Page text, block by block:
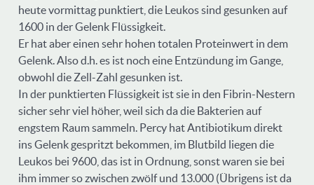
heute vormittag punktiert, die Leukos sind gesunken auf
1600 in der Gelenk Flüssigkeit.
Er hat aber einen sehr hohen totalen Proteinwert in dem
Gelenk. Also d.h. es ist noch eine Entzündung im Gange,
obwohl die Zell-Zahl gesunken ist.
In der punktierten Flüssigkeit ist sie in den Fibrin-Nestern
sicher sehr viel höher, weil sich da die Bakterien auf
engstem Raum sammeln. Percy hat Antibiotikum direkt
ins Gelenk gespritzt bekommen, im Blutbild liegen die
Leukos bei 9600, das ist in Ordnung, sonst waren sie bei
ihm immer so zwischen zwölf und 13.000 (Übrigens ist da